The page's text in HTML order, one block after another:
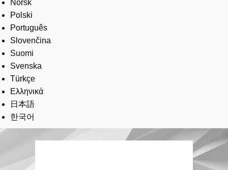
Norsk
Polski
Português
Slovenčina
Suomi
Svenska
Türkçe
Ελληνικά
日本語
한국어